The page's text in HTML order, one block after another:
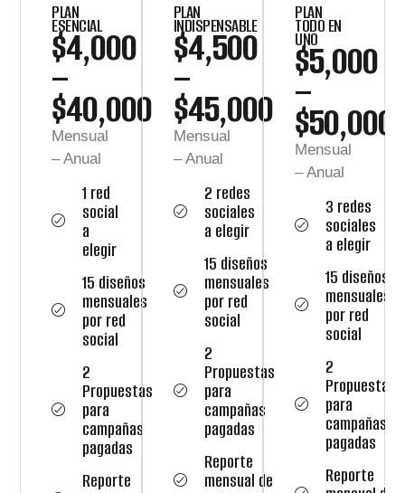
PLAN
ESENCIAL
$4,000
–
$40,000
Mensual
– Anual
1 red
social
a
elegir
15 diseños
mensuales
por red
social
2
Propuestas
para
campañas
pagadas
Reporte
PLAN
INDISPENSABLE
$4,500
–
$45,000
Mensual
– Anual
2 redes
sociales
a elegir
15 diseños
mensuales
por red
social
2
Propuestas
para
campañas
pagadas
Reporte
mensual de
PLAN
TODO EN
UNO
$5,000
–
$50,000
Mensual
– Anual
3 redes
sociales
a elegir
15 diseños
mensuales
por red
social
2
Propuestas
para
campañas
pagadas
Reporte